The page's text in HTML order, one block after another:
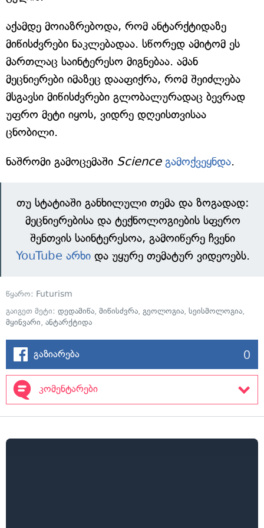
აქამდე მოიაზრებოდა, რომ ანტარქტიდაზე
მიწისძვრები ნაკლებადაა. სწორედ ამიტომ ეს
მართლაც საინტერესო მიგნებაა. ამან
მეცნიერები იმაზეც დააფიქრა, რომ შეიძლება
მსგავსი მიწისძვრები გლობალურადაც ბევრად
უფრო მეტი იყოს, ვიდრე დღეისთვისაა
ცნობილი.
ნაშრომი გამოცემაში Science გამოქვეყნდა.
თუ სტატიაში განხილული თემა და ზოგადად:
მეცნიერებისა და ტექნოლოგიების სფერო
შენთვის საინტერესოა, გამოიწერე ჩვენი
YouTube არხიდა უყურე თემატურ ვიდეოებს.
წყარო: Futurism
გაიგეთ მეტი: დედამიწა, მიწისძვრა, გეოლოგია, სეისმოლოგია,
მყინვარი, ანტარქტიდა
გაზიარება 0
კომენტარები